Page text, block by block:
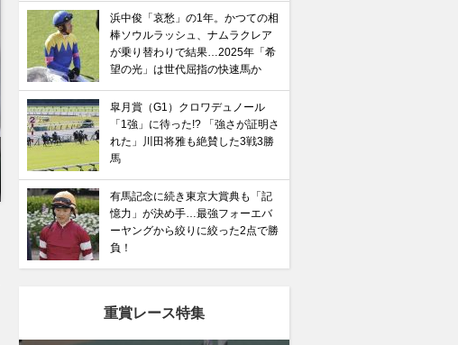
【有馬記念】武豊×ドウデュースを逆転できる候補3頭！と絶
るべき“隠れ穴馬！”
浜中俊「哀愁」の1年。かつての相
棒ソウルラッシュ、ナムラクレア
が乗り替わりで結果…2025年「希
望の光」は世代屈指の快速馬か
皐月賞（G1）クロワデュノール
「1強」に待った!? 「強さが証明さ
れた」川田将雅も絶賛した3戦3勝
馬
有馬記念に続き東京大賞典も「記
憶力」が決め手…最強フォーエバ
ーヤングから絞りに絞った2点で勝
負！
重賞レース特集